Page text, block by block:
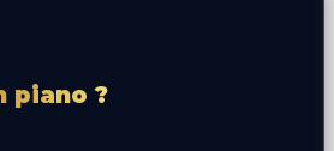
piano ?